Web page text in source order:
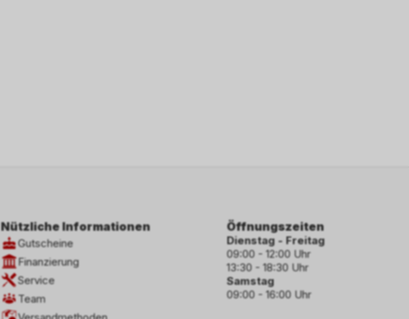
Nützliche Informationen
Gutscheine
Finanzierung
Service
Team
Öffnungszeiten
Dienstag - Freitag
09:00 - 12:00 Uhr
13:30 - 18:30 Uhr
Samstag
09:00 - 16:00 Uhr